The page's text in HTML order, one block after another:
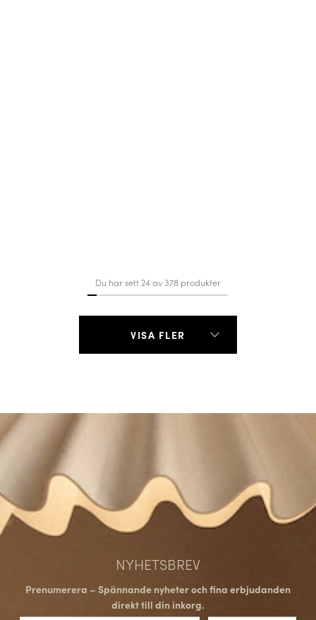
Du har sett 24 av 378 produkter
VISA FLER
NYHETSBREV
Prenumerera – Spännande nyheter och fina erbjudanden
direkt till din inkorg.